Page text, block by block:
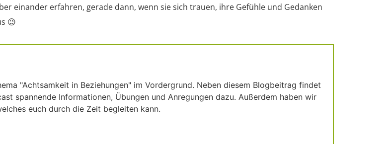
einander erfahren, gerade dann, wenn sie sich trauen, ihre Gefühle und Gedanken
😉
"Achtsamkeit in Beziehungen" im Vordergrund. Neben diesem Blogbeitrag findet
spannende Informationen, Übungen und Anregungen dazu. Außerdem haben wir
euch durch die Zeit begleiten kann.